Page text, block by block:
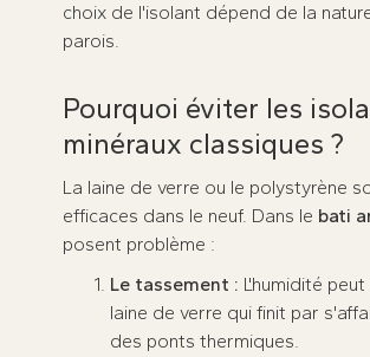
choix de l'isolant dépend de la
parois.
Pourquoi éviter les
minéraux classiques ?
La laine de verre ou le polystyrène
efficaces dans le neuf. Dans le bati
posent problème :
Le tassement : L'humidité
laine de verre qui finit par
des ponts thermiques.